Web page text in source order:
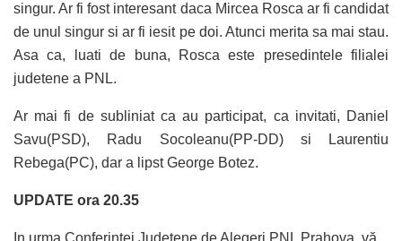
singur. Ar fi fost interesant daca Mircea Rosca ar fi candidat
de unul singur si ar fi iesit pe doi. Atunci merita sa mai stau.
Asa ca, luati de buna, Rosca este presedintele filialei
judetene a PNL.
Ar mai fi de subliniat ca au participat, ca invitati, Daniel
Savu(PSD), Radu Socoleanu(PP-DD) si Laurentiu
Rebega(PC), dar a lipst George Botez.
UPDATE ora 20.35
In urma Conferinței Județene de Alegeri PNL Prahova, vă